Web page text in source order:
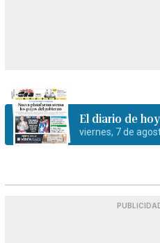
El diario de hoy
viernes, 7 de